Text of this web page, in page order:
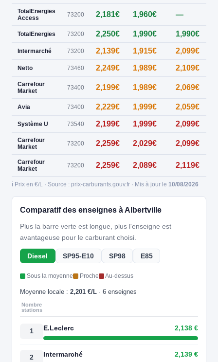
TotalEnergies
Access
73200 2,181€ 1,960€ —
TotalEnergies 73200 2,250€ 1,990€ 1,990€
Intermarché 73200 2,139€ 1,915€ 2,099€
Netto 73460 2,249€ 1,989€ 2,109€
Carrefour
Market
73400 2,199€ 1,989€ 2,069€
Avia 73400 2,229€ 1,999€ 2,059€
Système U 73540 2,199€ 1,999€ 2,099€
Carrefour
Market
73200 2,259€ 2,029€ 2,099€
Carrefour
Market
73200 2,259€ 2,089€ 2,119€
ℹ️ Prix en €/L · Source : prix-carburants.gouv.fr · Mis à jour le 10/08/2026
Comparatif des enseignes à Albertville
Plus la barre verte est longue, plus l'enseigne est
avantageuse pour le carburant choisi.
Diesel SP95-E10 SP98 E85
Sous la moyenne Proche Au-dessus
Moyenne locale : 2,201 €/L · 6 enseignes
Nombre
stations
1 E.Leclerc 2,138 €
2 Intermarché 2,139 €